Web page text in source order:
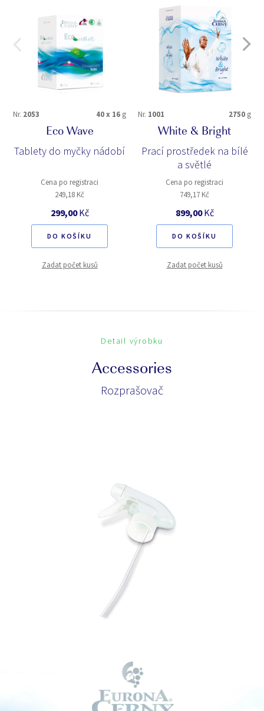
Nr. 2053 40 x 16 g
Eco Wave
Tablety do myčky nádobí
Cena po registraci
249,18 Kč
299,00Kč
DO KOŠÍKU
Zadat počet kusů
Nr. 1001 2750 g
White & Bright
Prací prostředek na bílé
a světlé
Cena po registraci
749,17 Kč
899,00Kč
DO KOŠÍKU
Zadat počet kusů
Detail výrobku
Accessories
Rozprašovač